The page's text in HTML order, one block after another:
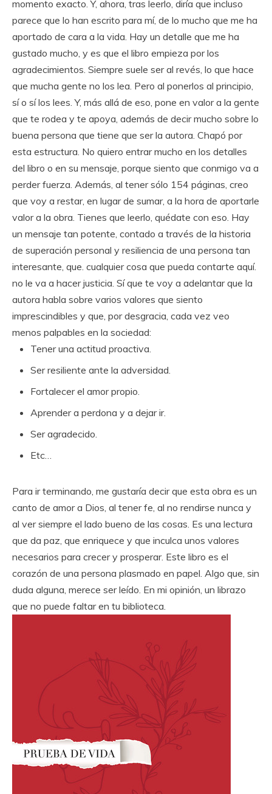
momento exacto. Y, ahora, tras leerlo, diría que incluso
parece que lo han escrito para mí, de lo mucho que me ha
aportado de cara a la vida. Hay un detalle que me ha
gustado mucho, y es que el libro empieza por los
agradecimientos. Siempre suele ser al revés, lo que hace
que mucha gente no los lea. Pero al ponerlos al principio,
sí o sí los lees. Y, más allá de eso, pone en valor a la gente
que te rodea y te apoya, además de decir mucho sobre lo
buena persona que tiene que ser la autora. Chapó por
esta estructura. No quiero entrar mucho en los detalles
del libro o en su mensaje, porque siento que conmigo va a
perder fuerza. Además, al tener sólo 154 páginas, creo
que voy a restar, en lugar de sumar, a la hora de aportarle
valor a la obra. Tienes que leerlo, quédate con eso. Hay
un mensaje tan potente, contado a través de la historia
de superación personal y resiliencia de una persona tan
interesante, que. cualquier cosa que pueda contarte aquí.
no le va a hacer justicia. Sí que te voy a adelantar que la
autora habla sobre varios valores que siento
imprescindibles y que, por desgracia, cada vez veo
menos palpables en la sociedad:
Tener una actitud proactiva.
Ser resiliente ante la adversidad.
Fortalecer el amor propio.
Aprender a perdona y a dejar ir.
Ser agradecido.
Etc…
Para ir terminando, me gustaría decir que esta obra es un
canto de amor a Dios, al tener fe, al no rendirse nunca y
al ver siempre el lado bueno de las cosas. Es una lectura
que da paz, que enriquece y que inculca unos valores
necesarios para crecer y prosperar. Este libro es el
corazón de una persona plasmado en papel. Algo que, sin
duda alguna, merece ser leído. En mi opinión, un librazo
que no puede faltar en tu biblioteca.